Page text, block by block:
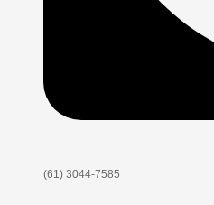
(61) 3044-7585